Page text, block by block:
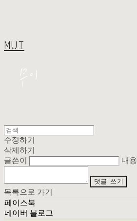
MUI
수정하기
삭제하기
글쓴이
내용
댓글 쓰기
목록으로 가기
페이스북
네이버 블로그